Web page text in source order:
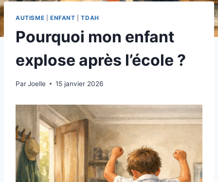
AUTISME ENFANT |TDAH
Pourquoi mon enfant
explose après l’école ?
ParJoelle 15 janvier 2026